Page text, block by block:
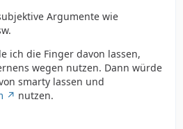
Argumente wie
ich die Finger davon lassen,
wegen nutzen. Dann würde
smarty lassen und
nutzen.